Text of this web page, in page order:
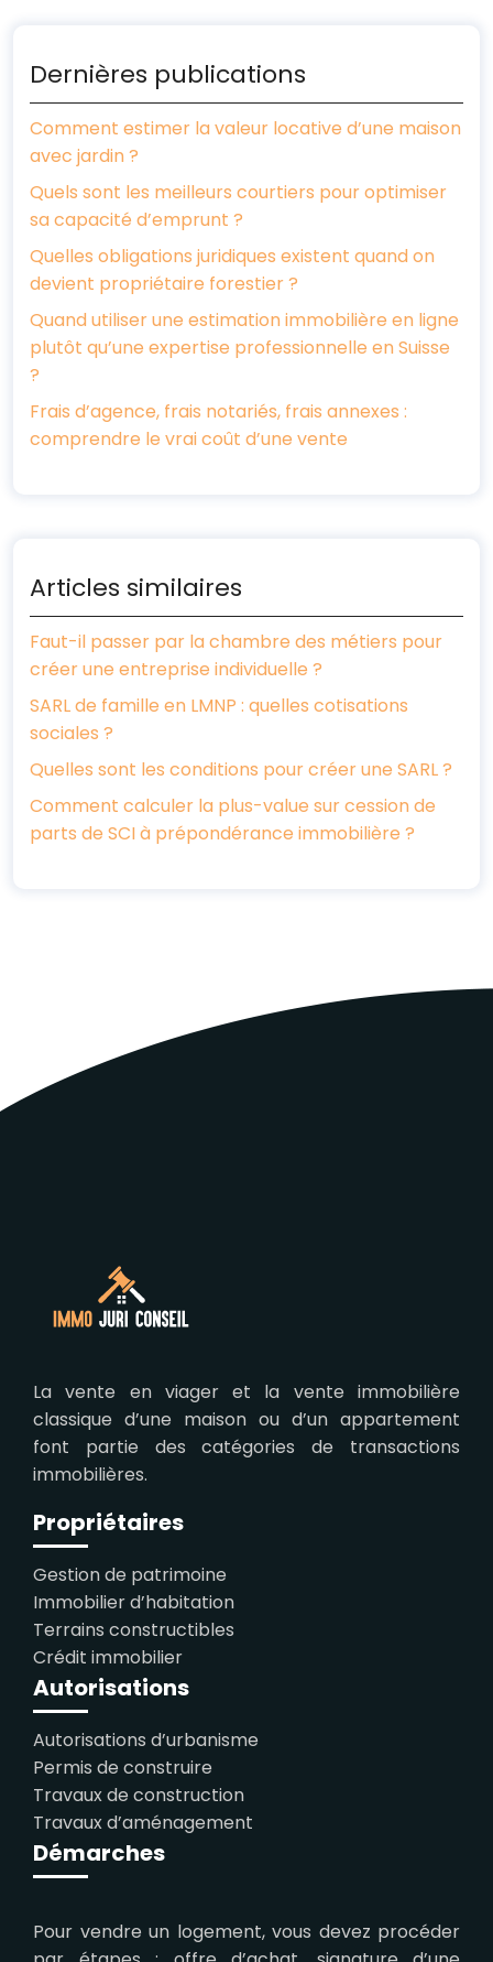
Dernières publications
Comment estimer la valeur locative d’une maison
avec jardin ?
Quels sont les meilleurs courtiers pour optimiser
sa capacité d’emprunt ?
Quelles obligations juridiques existent quand on
devient propriétaire forestier ?
Quand utiliser une estimation immobilière en ligne
plutôt qu’une expertise professionnelle en Suisse
?
Frais d’agence, frais notariés, frais annexes :
comprendre le vrai coût d’une vente
Articles similaires
Faut-il passer par la chambre des métiers pour
créer une entreprise individuelle ?
SARL de famille en LMNP : quelles cotisations
sociales ?
Quelles sont les conditions pour créer une SARL ?
Comment calculer la plus-value sur cession de
parts de SCI à prépondérance immobilière ?
La vente en viager et la vente immobilière
classique d’une maison ou d’un appartement
font partie des catégories de transactions
immobilières.
Propriétaires
Gestion de patrimoine
Immobilier d’habitation
Terrains constructibles
Crédit immobilier
Autorisations
Autorisations d’urbanisme
Permis de construire
Travaux de construction
Travaux d’aménagement
Démarches
Pour vendre un logement, vous devez procéder